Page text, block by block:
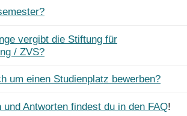
vergibt die Stiftung für
/ ZVS?
um einen Studienplatz bewerben?
und Antworten findest du in den FAQ!